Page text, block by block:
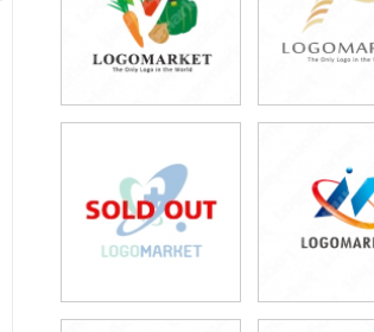
49,800円
(税込54,780円)
49,800円
(税込54,780